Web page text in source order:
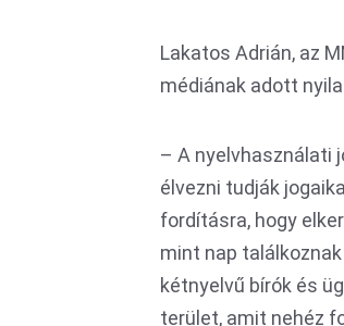
Lakatos Adrián, az
médiának adott
– A nyelvhasználati
élvezni tudják
fordításra, hogy
mint nap
kétnyelvű bírók és
terület, amit nehéz